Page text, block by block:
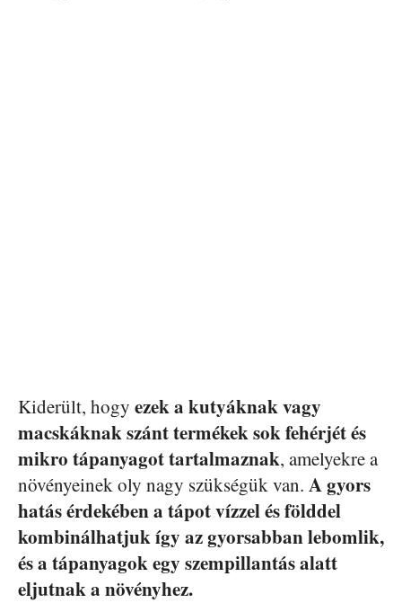
Kiderült, hogy ezek a kutyáknak vagy
macskáknak szánt termékek sok fehérjét és
mikro tápanyagot tartalmaznak, amelyekre a
növényeinek oly nagy szükségük van. A gyors
hatás érdekében a tápot vízzel és földdel
kombinálhatjuk így az gyorsabban lebomlik,
és a tápanyagok egy szempillantás alatt
eljutnak a növényhez.